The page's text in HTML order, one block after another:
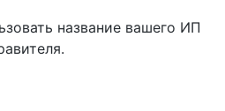
название вашего ИП